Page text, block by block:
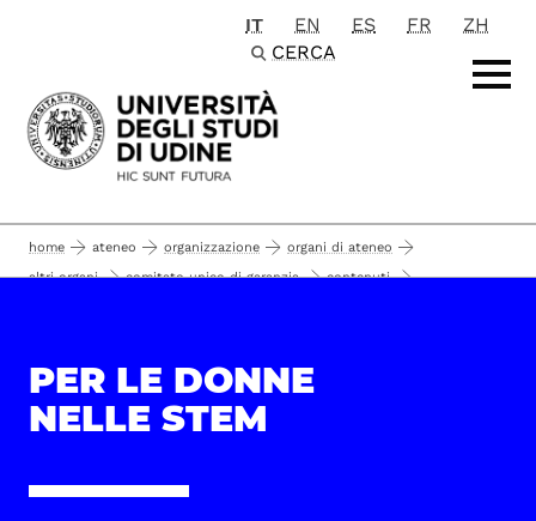
Passa al contenuto principale
IT EN ES FR
ZH
CERCA
home ateneo organizzazione
organi di ateneo
altri organi
comitato unico di garanzia
contenuti
PER LE DONNE
NELLE STEM